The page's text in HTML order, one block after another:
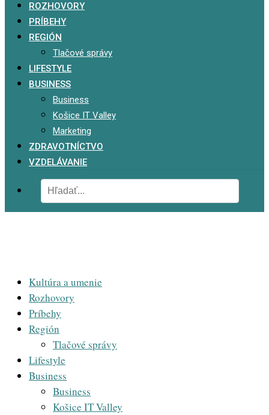
ROZHOVORY
PRÍBEHY
REGIÓN
Tlačové správy
LIFESTYLE
BUSINESS
Business
Košice IT Valley
Marketing
ZDRAVOTNÍCTVO
VZDELÁVANIE
Kultúra a umenie
Rozhovory
Príbehy
Región
Tlačové správy
Lifestyle
Business
Business
Košice IT Valley